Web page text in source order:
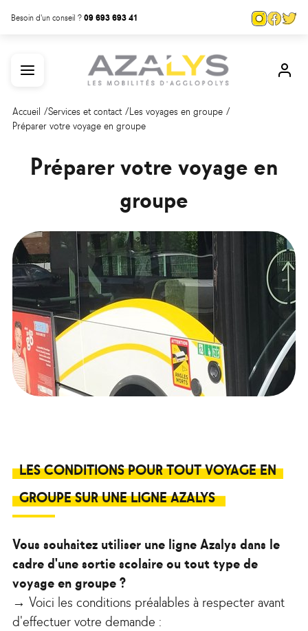
Besoin d'un conseil ?09 693 693 41
PagePage
Menu
Mon
Accueil Services et contact Les voyages en groupe
Préparer votre voyage en groupe
Préparer votre voyage en
groupe
LES CONDITIONS POUR TOUT VOYAGE EN
GROUPE SUR UNE LIGNE AZALYS
Vous souhaitez utiliser une ligne Azalys dans le
cadre d'une sortie scolaire ou tout type de
voyage en groupe ?
→ Voici les conditions préalables à respecter avant
d'effectuer votre demande :